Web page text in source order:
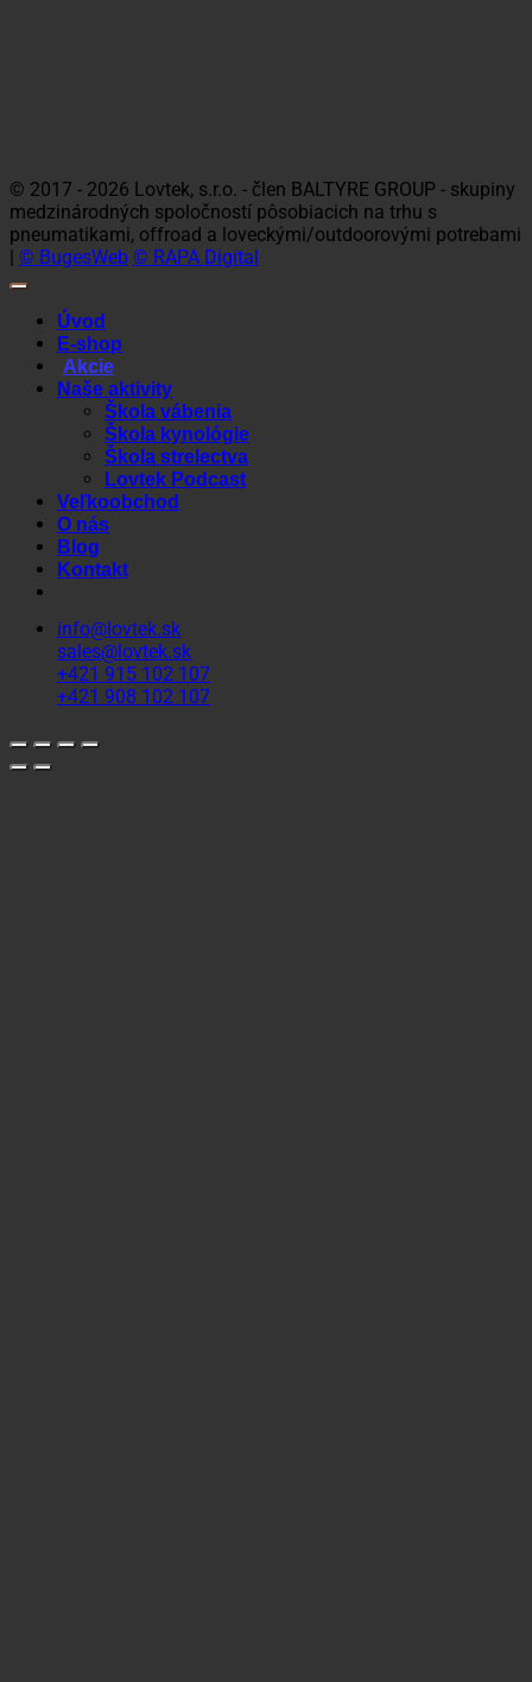
© 2017 - 2026 Lovtek, s.r.o. - člen BALTYRE GROUP - skupiny
medzinárodných spoločností pôsobiacich na trhu s
pneumatikami, offroad a loveckými/outdoorovými potrebami
| © BugesWeb © RAPA Digital
Úvod
E-shop
Akcie
Naše aktivity
Škola vábenia
Škola kynológie
Škola strelectva
Lovtek Podcast
Veľkoobchod
O nás
Blog
Kontakt
info@lovtek.sk
sales@lovtek.sk
+421 915 102 107
+421 908 102 107